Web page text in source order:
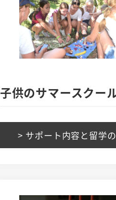
子供のサマースクー
> サポート内容と留学